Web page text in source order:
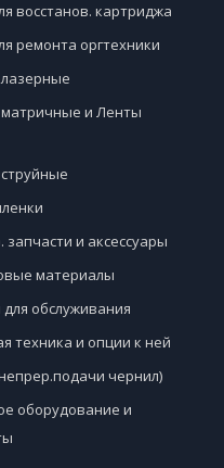
восстанов. картриджа
ремонта оргтехники
и Ленты
и аксессуары
материалы
обслуживания
техника и опции к ней
чернил)
оборудование и